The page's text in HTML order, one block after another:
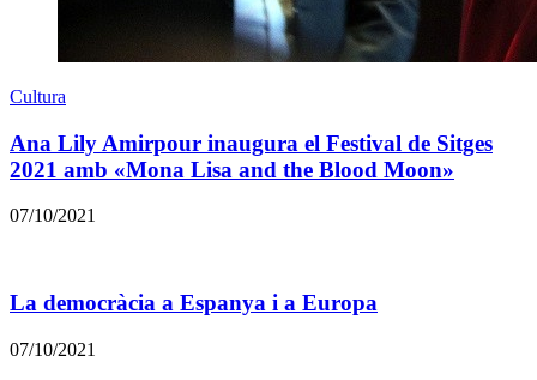
Cultura
Ana Lily Amirpour inaugura el Festival de Sitges
2021 amb «Mona Lisa and the Blood Moon»
07/10/2021
La democràcia a Espanya i a Europa
07/10/2021